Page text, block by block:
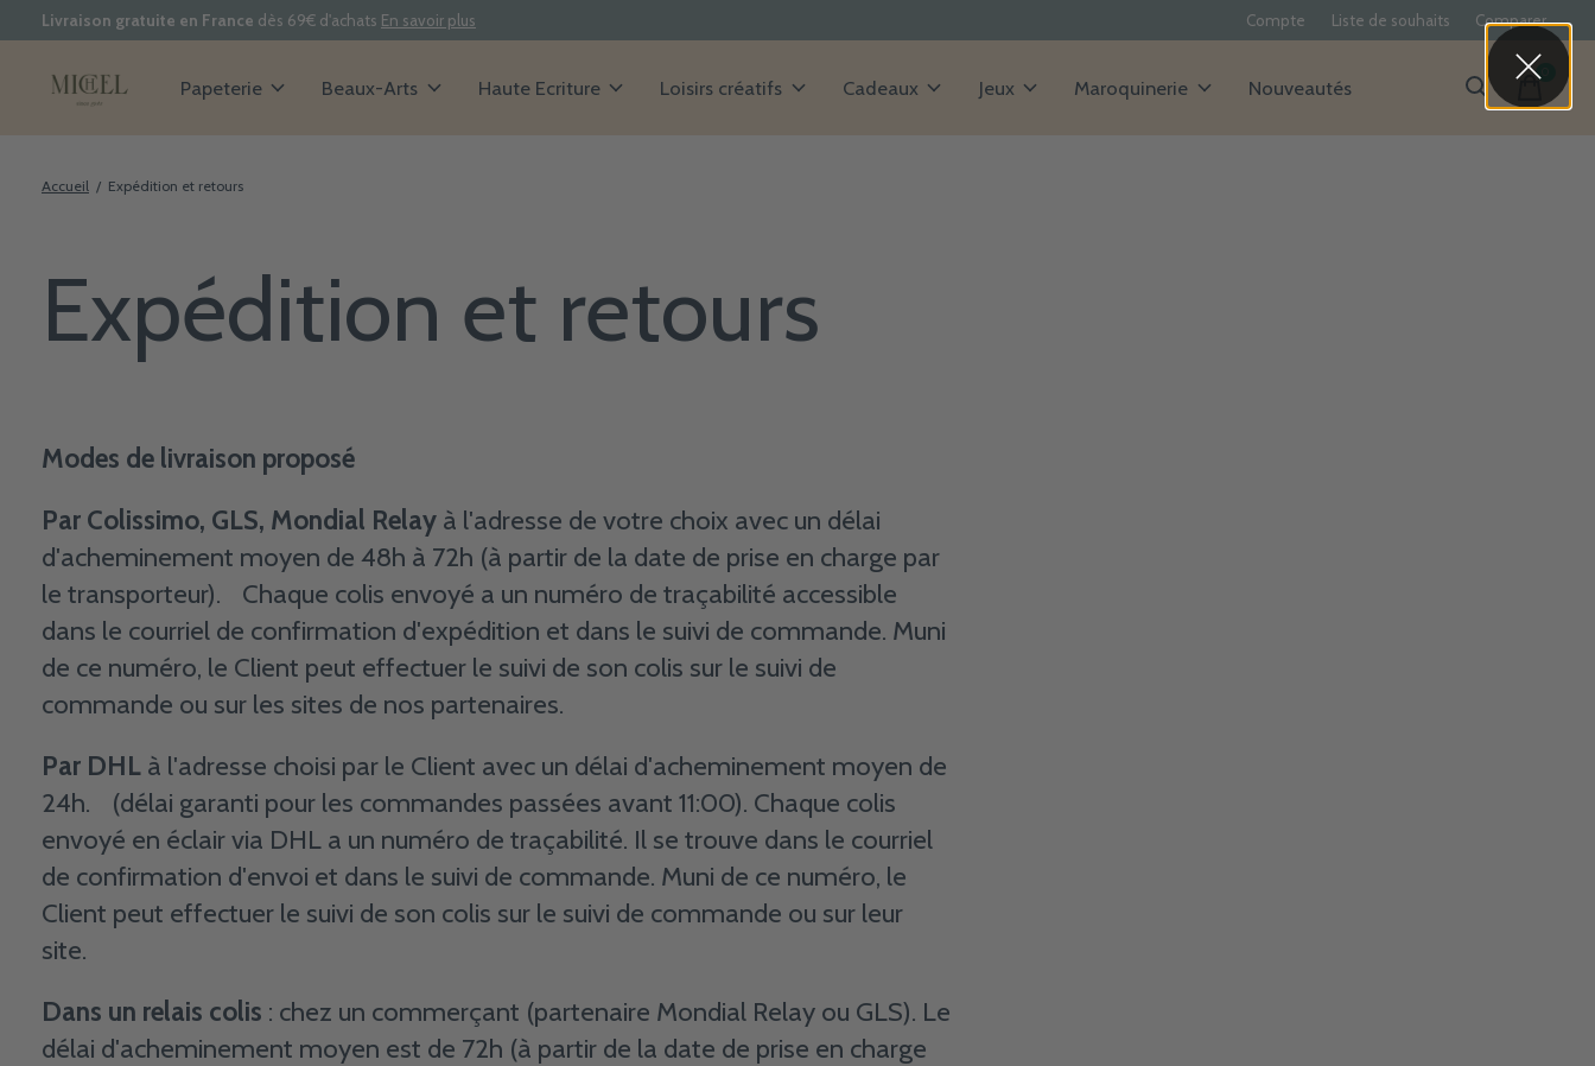
Livraison gratuite en France dès 69€ d'achats En savoir plus Compte Liste de souhaits Comparer
Papeterie Beaux-Arts Haute Ecriture Loisirs créatifs Cadeaux Jeux Maroquinerie Nouveautés items
Accueil / Expédition et retours
Expédition et retours
Modes de livraison proposé
Par Colissimo, GLS, Mondial Relay à l'adresse de votre choix avec un délai
d'acheminement moyen de 48h à 72h (à partir de la date de prise en charge par
le transporteur). Chaque colis envoyé a un numéro de traçabilité accessible
dans le courriel de confirmation d'expédition et dans le suivi de commande. Muni
de ce numéro, le Client peut effectuer le suivi de son colis sur le suivi de
commande ou sur les sites de nos partenaires.
Par DHL à l'adresse choisi par le Client avec un délai d'acheminement moyen de
24h. (délai garanti pour les commandes passées avant 11:00). Chaque colis
envoyé en éclair via DHL a un numéro de traçabilité. Il se trouve dans le courriel
de confirmation d'envoi et dans le suivi de commande. Muni de ce numéro, le
Client peut effectuer le suivi de son colis sur le suivi de commande ou sur leur
site.
Dans un relais colis : chez un commerçant (partenaire Mondial Relay ou GLS). Le
délai d'acheminement moyen est de 72h (à partir de la date de prise en charge